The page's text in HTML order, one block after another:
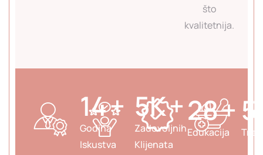
što
kvalitetnija.
19+
Godina
Iskustva
7K+
Zadovoljnih
Klijenata
39+
Edukacija